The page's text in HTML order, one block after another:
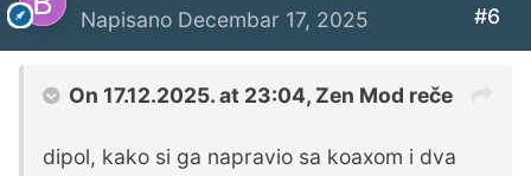
Napisano Decembar 17, 2025 #6
On 17.12.2025. at 23:04, Zen Mod reče
dipol, kako si ga napravio sa koaxom i dva